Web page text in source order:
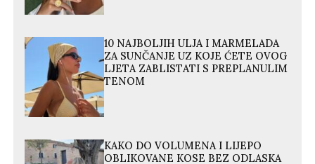
10 NAJBOLJIH ULJA I MARMELADA
ZA SUNČANJE UZ KOJE ĆETE OVOG
LJETA ZABLISTATI S PREPLANULIM
TENOM
KAKO DO VOLUMENA I LIJEPO
OBLIKOVANE KOSE BEZ ODLASKA